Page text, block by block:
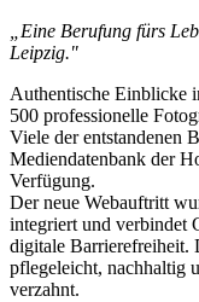
„Eine Berufung fürs
Leipzig."
Authentische Einblicke
500 professionelle
Viele der entstandenen
Mediendatenbank der
Verfügung.
Der neue Webauftritt
integriert und verbindet
digitale Barrierefreiheit.
pflegeleicht, nachhaltig
verzahnt.